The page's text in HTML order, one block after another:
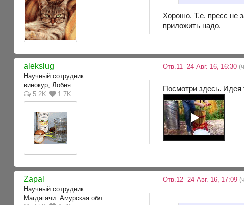
Хорошо. Т.е. пресс не
приложить надо.
alekslug
Научный сотрудник
винокур, Лобня.
5.2K
1.7K
Отв.11 24 Авг. 16, 16:30
Посмотри здесь.
Zapal
Научный сотрудник
Магдагачи. Амурская обл.
Отв.12 24 Авг. 16, 17:09